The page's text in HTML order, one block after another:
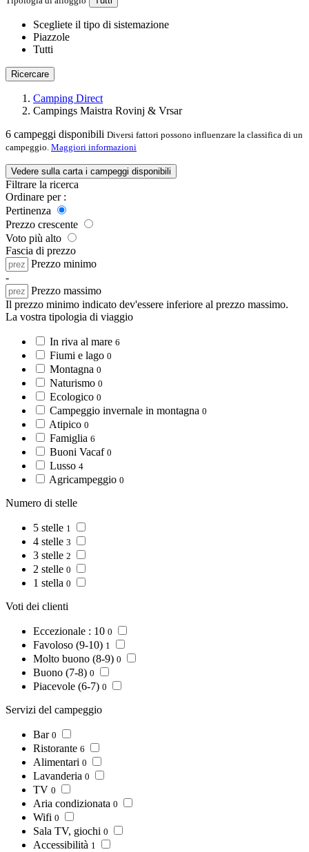
Scegliete il tipo di sistemazione
Piazzole
Tutti
Ricercare
Camping Direct
Campings Maistra Rovinj & Vrsar
6 campeggi disponibili Diversi fattori possono influenzare la classifica di un
campeggio. Maggiori informazioni
Vedere sulla carta i campeggi disponibili
Filtrare la ricerca
Ordinare per :
Pertinenza
Prezzo crescente
Voto più alto
Fascia di prezzo
Prezzo minimo
-
Prezzo massimo
Il prezzo minimo indicato dev'essere inferiore al prezzo massimo.
La vostra tipologia di viaggio
In riva al mare 6
Fiumi e lago 0
Montagna 0
Naturismo 0
Ecologico 0
Campeggio invernale in montagna 0
Atipico 0
Famiglia 6
Buoni Vacaf 0
Lusso 4
Agricampeggio 0
Numero di stelle
5 stelle 1
4 stelle 3
3 stelle 2
2 stelle 0
1 stella 0
Voti dei clienti
Eccezionale : 10 0
Favoloso (9-10) 1
Molto buono (8-9) 0
Buono (7-8) 0
Piacevole (6-7) 0
Servizi del campeggio
Bar 0
Ristorante 6
Alimentari 0
Lavanderia 0
TV 0
Aria condizionata 0
Wifi 0
Sala TV, giochi 0
Accessibilità 1